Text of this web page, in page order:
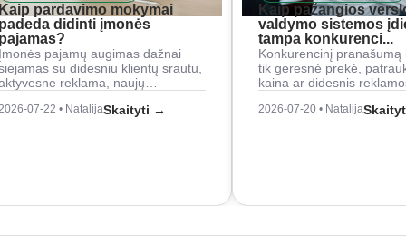
pardavimo mokymai
didinti įmonės
pajamų augimas dažnai
su didesniu klientų srautu,
reklama, naujų…
07-22 • NatalijaSkaityti →
Kaip pažangios
valdymo sistemos
tampa konkurenci...
Konkurencinį pranašumą
tik geresnė prekė,
kaina ar didesnis
2026-07-20 • Natalija